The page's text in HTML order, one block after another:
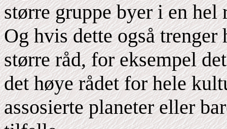
større gruppe byer i en hel
Og hvis dette også
større råd, for eksempel
det høye rådet for hele
assosierte planeter eller